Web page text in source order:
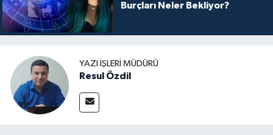
Burçları Neler Bekliyor?
YAZI İŞLERI MÜDÜRÜ
Resul Özdil